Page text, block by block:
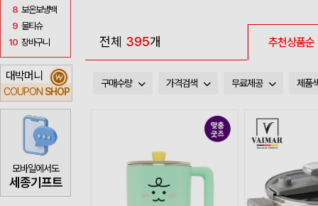
8 보온보냉백
9 물티슈
10 장바구니
대박머니
COUPON SHOP
₩
모바일에서도
세종기프트
전체 395개 추천상품순
구매수량 가격검색 무료제공 제품